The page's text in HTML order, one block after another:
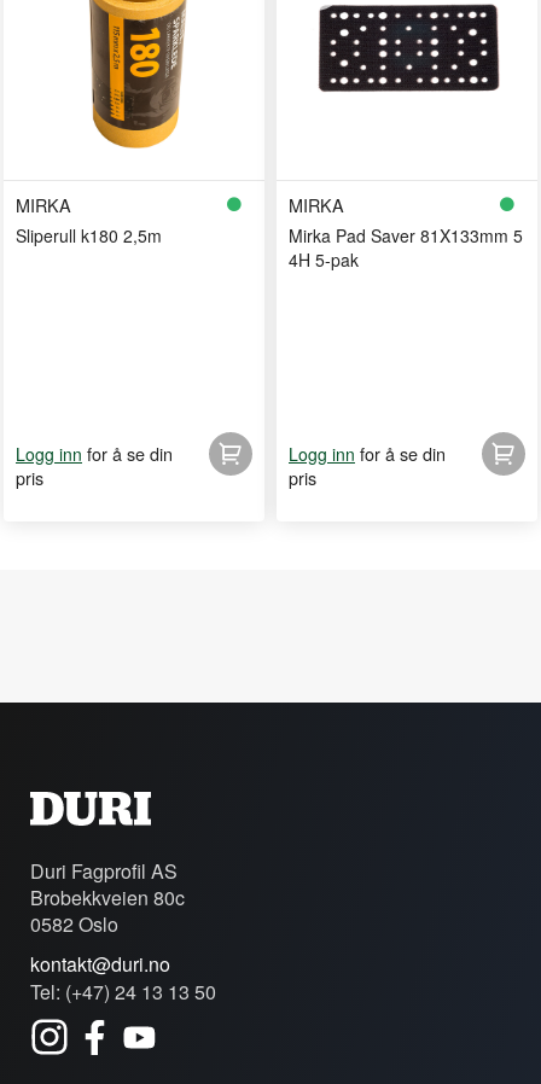
MIRKA
Sliperull k180 2,5m
Logg inn for å se din
pris
MIRKA
Mirka Pad Saver 81X133mm 5
4H 5-pak
Logg inn for å se din
pris
Duri Fagprofil AS
Brobekkveien 80c
0582 Oslo
kontakt@duri.no
Tel: (+47) 24 13 13 50